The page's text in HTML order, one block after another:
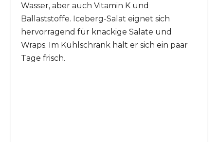
Wasser, aber auch Vitamin K und
Ballaststoffe. Iceberg-Salat eignet sich
hervorragend für knackige Salate und
Wraps. Im Kühlschrank hält er sich ein paar
Tage frisch.